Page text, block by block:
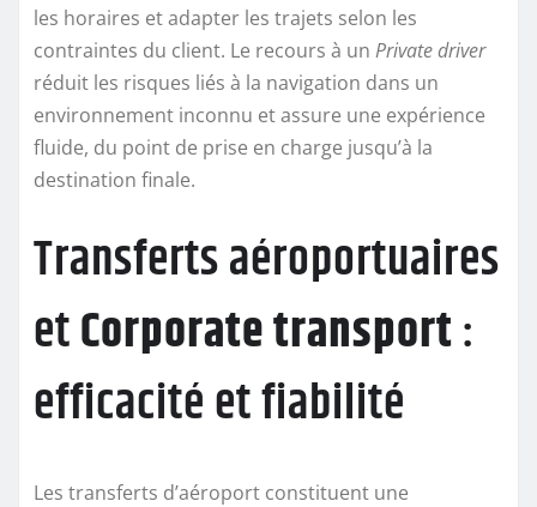
les horaires et adapter les trajets selon les
contraintes du client. Le recours à un Private driver
réduit les risques liés à la navigation dans un
environnement inconnu et assure une expérience
fluide, du point de prise en charge jusqu’à la
destination finale.
Transferts aéroportuaires
etCorporate transport:
efficacité et fiabilité
Les transferts d’aéroport constituent une